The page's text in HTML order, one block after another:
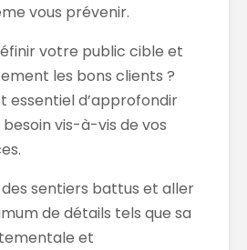
vous prévenir.
votre public cible et
les bons clients ?
essentiel d’approfondir
vis-à-vis de vos
sentiers battus et aller
de détails tels que sa
et